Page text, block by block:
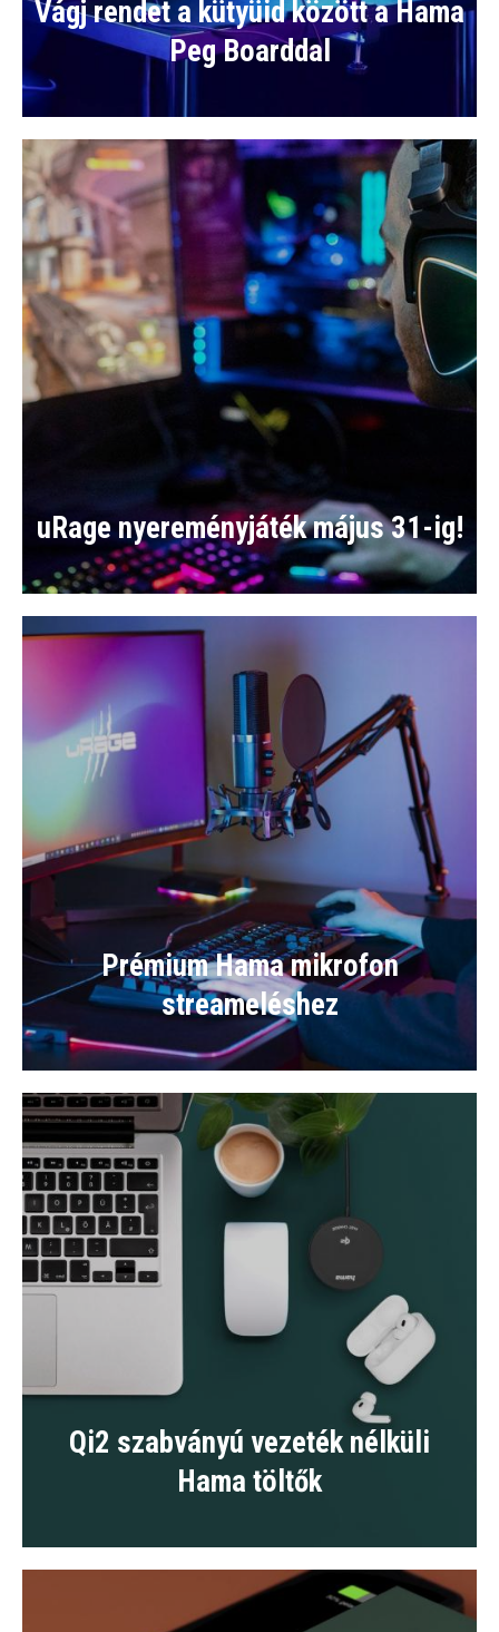
Vágj rendet a kütyüid között a Hama
Peg Boarddal
uRage nyereményjáték május 31-ig!
Prémium Hama mikrofon
streameléshez
Qi2 szabványú vezeték nélküli
Hama töltők